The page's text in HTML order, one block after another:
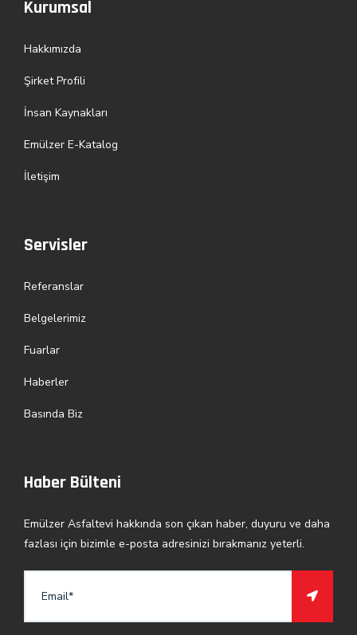
Kurumsal
Hakkımızda
Şirket Profili
İnsan Kaynakları
Emülzer E-Katalog
İletişim
Servisler
Referanslar
Belgelerimiz
Fuarlar
Haberler
Basında Biz
Haber Bülteni
Emülzer Asfaltevi hakkında son çıkan haber, duyuru ve daha
fazlası için bizimle e-posta adresinizi bırakmanız yeterli.